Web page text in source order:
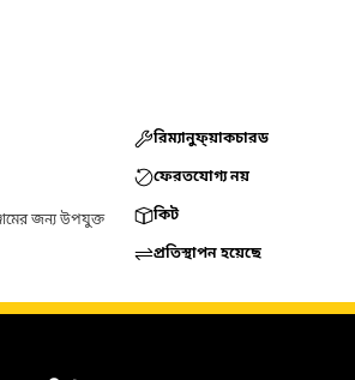
জন্য উপযুক্ত
রিম্যানুফ্য়াকচারড
ফেরতযোগ্য নয়
কিট
প্রতিস্থাপন হয়েছে